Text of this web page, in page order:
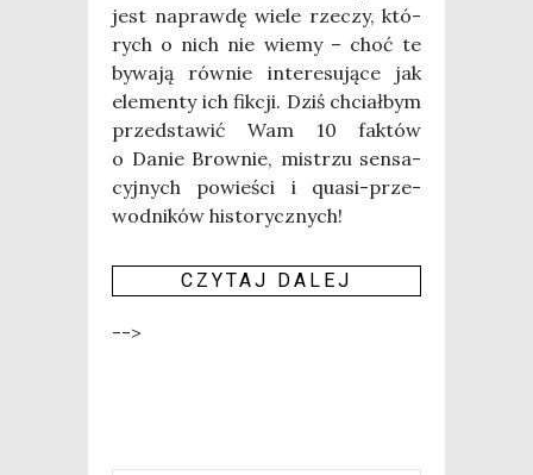
jest napraw­dę wie­le rze­czy, któ­
rych o nich nie wie­my – choć te
bywa­ją rów­nie inte­re­su­ją­ce jak
ele­men­ty ich fik­cji. Dziś chciał­bym
przed­sta­wić Wam 10 fak­tów
o Danie Brow­nie, mistrzu sen­sa­
cyj­nych powie­ści i quasi-prze­
wod­ni­ków historycznych!
CZY­TAJ DALEJ
-->